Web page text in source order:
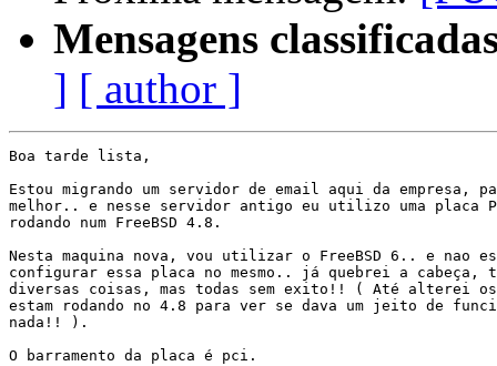
Mensagens
] [ author ]
Boa tarde lista,
Estou migrando um servidor de email aqui da empresa,
melhor.. e nesse servidor antigo eu utilizo uma placa
rodando num FreeBSD 4.8.
Nesta maquina nova, vou utilizar o FreeBSD 6.. e nao
configurar essa placa no mesmo.. já quebrei a cabeça,
diversas coisas, mas todas sem exito!! ( Até alterei os
estam rodando no 4.8 para ver se dava um jeito de
nada!! ).
O barramento da placa é pci.